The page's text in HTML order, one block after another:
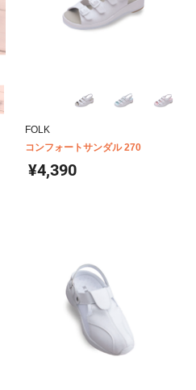
FOLK
コンフォートサンダル 270
¥4,390